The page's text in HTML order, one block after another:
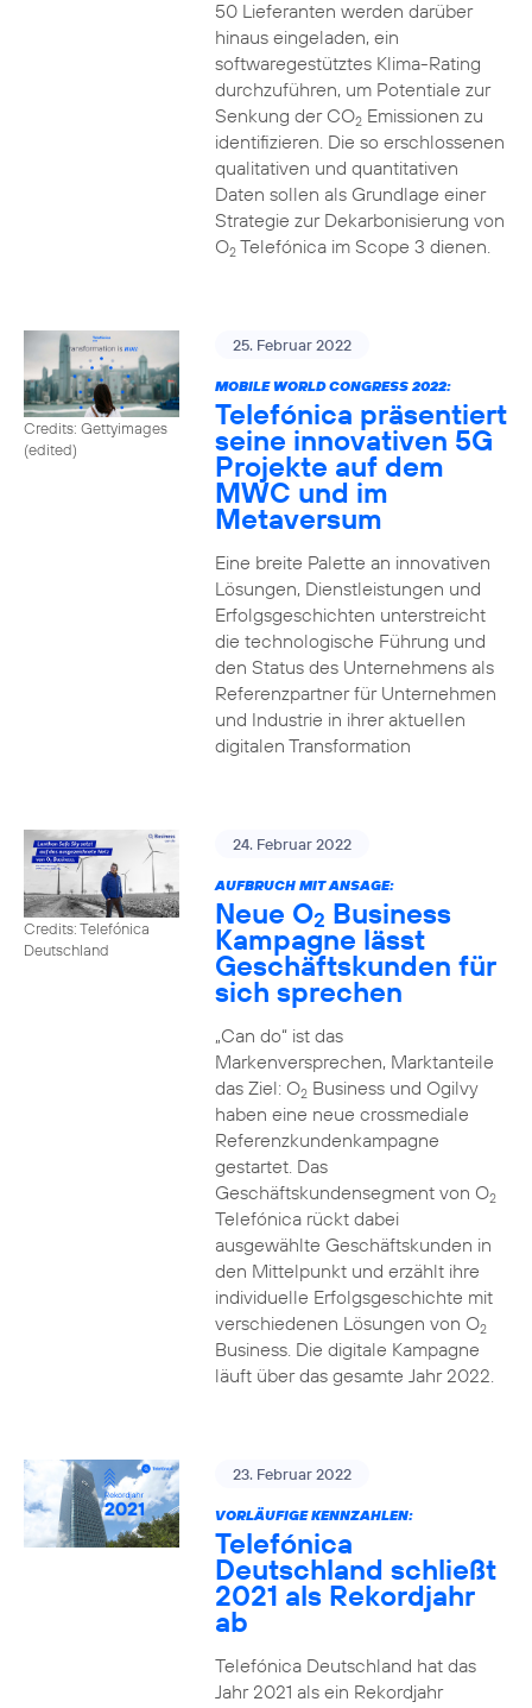
50 Lieferanten werden darüber
hinaus eingeladen, ein
softwaregestütztes Klima-Rating
durchzuführen, um Potentiale zur
Senkung der CO2Emissionen zu
identifizieren. Die so erschlossenen
qualitativen und quantitativen
Daten sollen als Grundlage einer
Strategie zur Dekarbonisierung von
O2Telefónica im Scope 3 dienen.
Credits: Gettyimages
(edited)
25. Februar 2022
MOBILE WORLD CONGRESS 2022:
Telefónica präsentiert
seine innovativen 5G
Projekte auf dem
MWC und im
Metaversum
Eine breite Palette an innovativen
Lösungen, Dienstleistungen und
Erfolgsgeschichten unterstreicht
die technologische Führung und
den Status des Unternehmens als
Referenzpartner für Unternehmen
und Industrie in ihrer aktuellen
digitalen Transformation
Credits: Telefónica
Deutschland
24. Februar 2022
AUFBRUCH MIT ANSAGE:
Neue O2 Business
Kampagne lässt
Geschäftskunden für
sich sprechen
„Can do“ ist das
Markenversprechen, Marktanteile
das Ziel: O2Business und Ogilvy
haben eine neue crossmediale
Referenzkundenkampagne
gestartet. Das
Geschäftskundensegment von O2
Telefónica rückt dabei
ausgewählte Geschäftskunden in
den Mittelpunkt und erzählt ihre
individuelle Erfolgsgeschichte mit
verschiedenen Lösungen von O2
Business. Die digitale Kampagne
läuft über das gesamte Jahr 2022.
23. Februar 2022
VORLÄUFIGE KENNZAHLEN:
Telefónica
Deutschland schließt
2021 als Rekordjahr
ab
Telefónica Deutschland hat das
Jahr 2021 als ein Rekordjahr